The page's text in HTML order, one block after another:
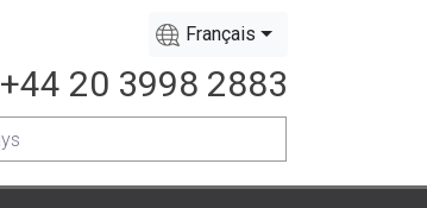
Français
+44 20 3998 2883